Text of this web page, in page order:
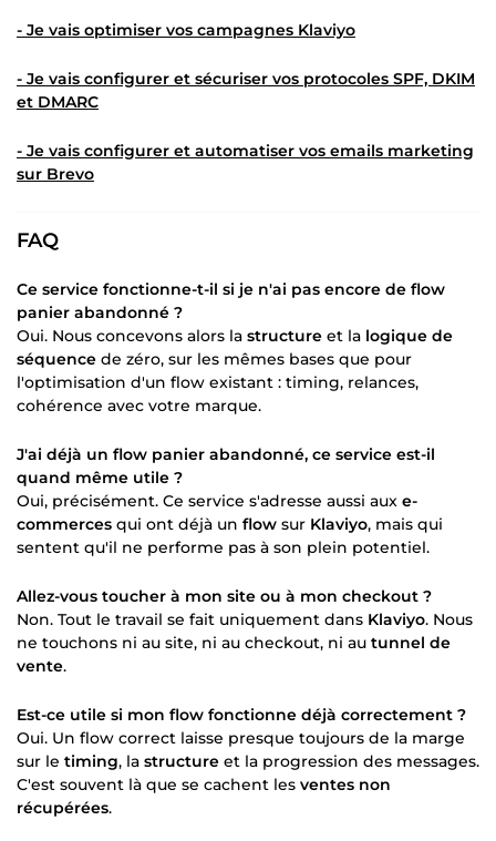
- Je vais optimiser vos campagnes Klaviyo
- Je vais configurer et sécuriser vos protocoles SPF, DKIM
et DMARC
- Je vais configurer et automatiser vos emails marketing
sur Brevo
FAQ
Ce service fonctionne-t-il si je n'ai pas encore de flow
panier abandonné ?
Oui. Nous concevons alors la structure et la logique de
séquence de zéro, sur les mêmes bases que pour
l'optimisation d'un flow existant : timing, relances,
cohérence avec votre marque.
J'ai déjà un flow panier abandonné, ce service est-il
quand même utile ?
Oui, précisément. Ce service s'adresse aussi aux e-
commerces qui ont déjà un flow sur Klaviyo, mais qui
sentent qu'il ne performe pas à son plein potentiel.
Allez-vous toucher à mon site ou à mon checkout ?
Non. Tout le travail se fait uniquement dans Klaviyo. Nous
ne touchons ni au site, ni au checkout, ni au tunnel de
vente.
Est-ce utile si mon flow fonctionne déjà correctement ?
Oui. Un flow correct laisse presque toujours de la marge
sur le timing, la structure et la progression des messages.
C'est souvent là que se cachent les ventes non
récupérées.